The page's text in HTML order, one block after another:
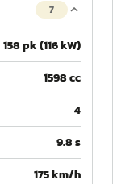
7
158 pk (116 kW)
1598 cc
4
9.8 s
175 km/h